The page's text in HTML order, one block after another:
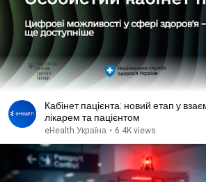
Кабінет пацієнта: новий етап у
лікарем та пацієнтом
eHealth Україна • 6.4K views